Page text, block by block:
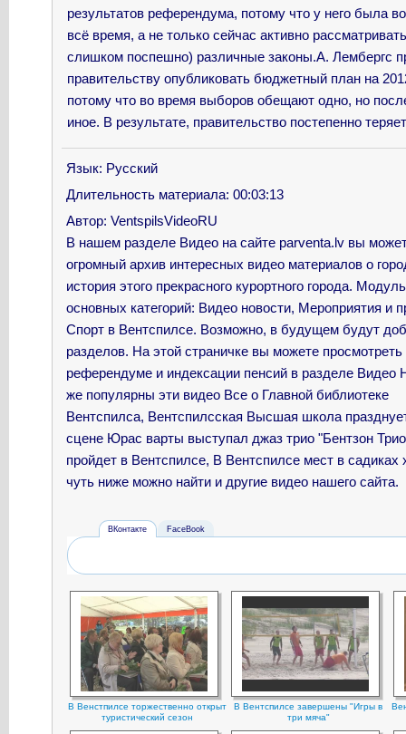
результатов референдума, потому что у него была
всё время, а не только сейчас активно
слишком поспешно) различные законы.А. Лембергс
правительству опубликовать бюджетный план на
потому что во время выборов обещают одно, но
иное. В результате, правительство постепенно
Язык: Русский
Длительность материала: 00:03:13
Автор: VentspilsVideoRU
В нашем разделе Видео на сайте parventa.lv вы
огромный архив интересных видео материалов о
история этого прекрасного курортного города.
основных категорий: Видео новости, Мероприятия и
Спорт в Вентспилсе. Возможно, в будущем будут
разделов. На этой страничке вы можете
референдуме и индексации пенсий в разделе Видео
же популярны эти видео Все о Главной библиотеке
Вентспилса, Вентспилсская Высшая школа
сцене Юрас варты выступал джаз трио "Бентзон
пройдет в Вентспилсе, В Вентспилсе мест в садиках
чуть ниже можно найти и другие видео нашего сайта.
ВКонтакте FaceBook
В Венстпилсе торжественно открыт
туристический сезон
В Вентспилсе завершены "Игры в
три мяча"